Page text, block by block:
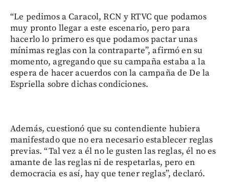
“Le pedimos a Caracol, RCN y RTVC que podamos
muy pronto llegar a este escenario, pero para
hacerlo lo primero es que podamos pactar unas
mínimas reglas con la contraparte”, afirmó en su
momento, agregando que su campaña estaba a la
espera de hacer acuerdos con la campaña de De la
Espriella sobre dichas condiciones.
Además, cuestionó que su contendiente hubiera
manifestado que no era necesario establecer reglas
previas. “Tal vez a él no le gusten las reglas, él no es
amante de las reglas ni de respetarlas, pero en
democracia es así, hay que tener reglas”, declaró.